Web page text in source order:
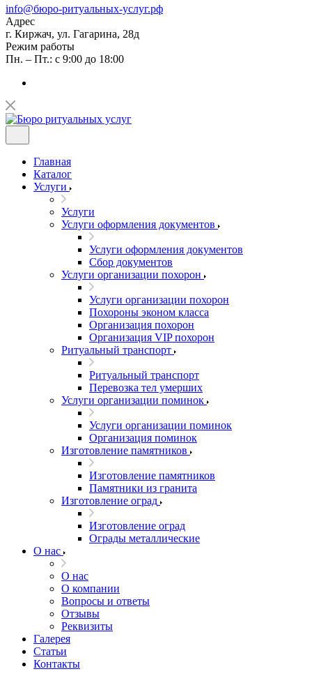
info@бюро-ритуальных-услуг.рф
Адрес
г. Киржач, ул. Гагарина, 28д
Режим работы
Пн. – Пт.: с 9:00 до 18:00
Главная
Каталог
Услуги
Услуги
Услуги оформления документов
Услуги оформления документов
Сбор документов
Услуги организации похорон
Услуги организации похорон
Похороны эконом класса
Организация похорон
Организация VIP похорон
Ритуальный транспорт
Ритуальный транспорт
Перевозка тел умерших
Услуги организации поминок
Услуги организации поминок
Организация поминок
Изготовление памятников
Изготовление памятников
Памятники из гранита
Изготовление оград
Изготовление оград
Ограды металлические
О нас
О нас
О компании
Вопросы и ответы
Отзывы
Реквизиты
Галерея
Статьи
Контакты